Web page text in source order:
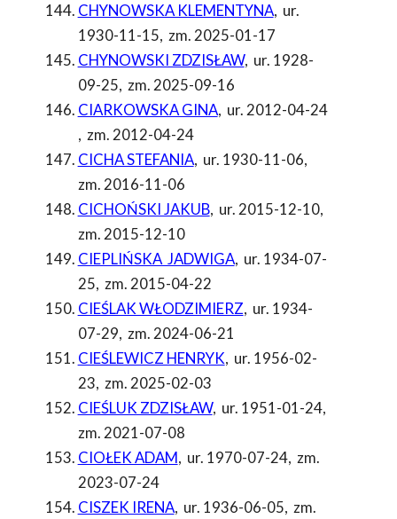
CHYNOWSKA KLEMENTYNA, ur.
1930-11-15, zm. 2025-01-17
CHYNOWSKI ZDZISŁAW, ur. 1928-
09-25, zm. 2025-09-16
CIARKOWSKA GINA, ur. 2012-04-24
, zm. 2012-04-24
CICHA STEFANIA, ur. 1930-11-06,
zm. 2016-11-06
CICHOŃSKI JAKUB, ur. 2015-12-10,
zm. 2015-12-10
CIEPLIŃSKA JADWIGA, ur. 1934-07-
25, zm. 2015-04-22
CIEŚLAK WŁODZIMIERZ, ur. 1934-
07-29, zm. 2024-06-21
CIEŚLEWICZ HENRYK, ur. 1956-02-
23, zm. 2025-02-03
CIEŚLUK ZDZISŁAW, ur. 1951-01-24,
zm. 2021-07-08
CIOŁEK ADAM, ur. 1970-07-24, zm.
2023-07-24
CISZEK IRENA, ur. 1936-06-05, zm.